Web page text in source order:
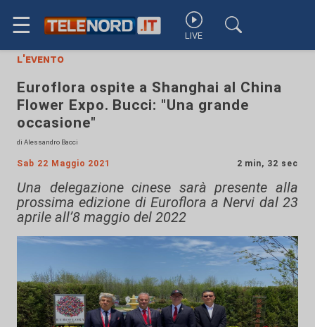
☰ LIVE
l'evento
Euroflora ospite a Shanghai al China
Flower Expo. Bucci: "Una grande
occasione"
di Alessandro Bacci
Sab 22 Maggio 2021 2 min, 32 sec
Una delegazione cinese sarà presente alla
prossima edizione di Euroflora a Nervi dal 23
aprile all’8 maggio del 2022